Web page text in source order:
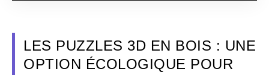
LES PUZZLES 3D EN BOIS : UNE
OPTION ÉCOLOGIQUE POUR